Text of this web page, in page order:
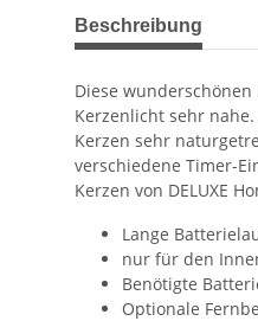
weitere Registerkarten
Beschreibung
Diese wunderschönen
Kerzenlicht sehr
Kerzen sehr
verschiedene Timer-
Kerzen von DELUXE
Lange
nur für den
Benötigte
Optionale